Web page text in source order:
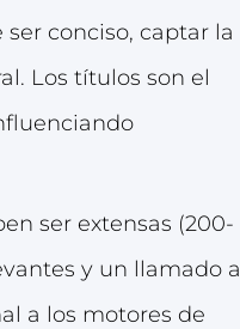
conciso, captar la
Los títulos son el
ser extensas (200-
y un llamado a
a los motores de